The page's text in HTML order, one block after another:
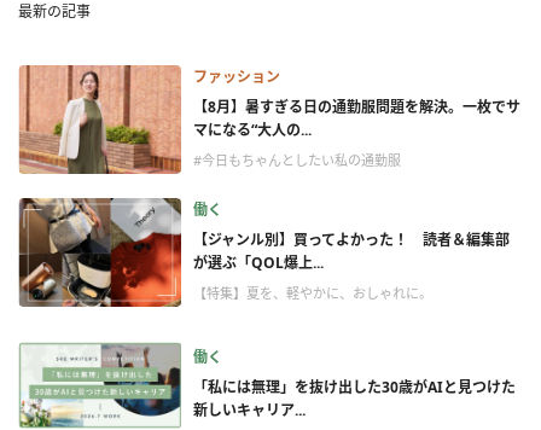
最新の記事
ファッション
【8月】暑すぎる日の通勤服問題を解決。一枚でサ
マになる“大人の...
#今日もちゃんとしたい私の通勤服
働く
【ジャンル別】買ってよかった！ 読者＆編集部
が選ぶ「QOL爆上...
【特集】夏を、軽やかに、おしゃれに。
働く
「私には無理」を抜け出した30歳がAIと見つけた
新しいキャリア...